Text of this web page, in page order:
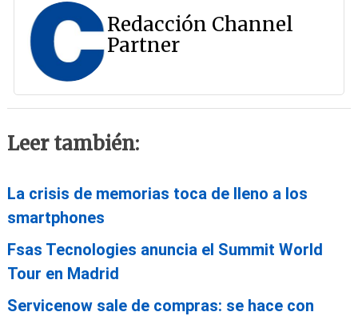
Redacción Channel
Partner
Leer también:
La crisis de memorias toca de lleno a los
smartphones
Fsas Tecnologies anuncia el Summit World
Tour en Madrid
Servicenow sale de compras: se hace con